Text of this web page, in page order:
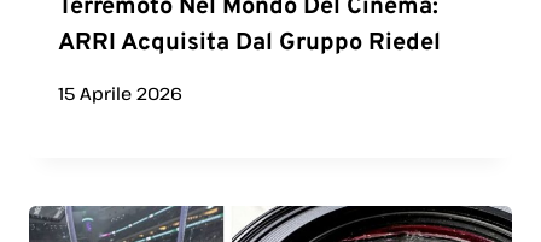
Terremoto Nel Mondo Del Cinema:
ARRI Acquisita Dal Gruppo Riedel
15 Aprile 2026